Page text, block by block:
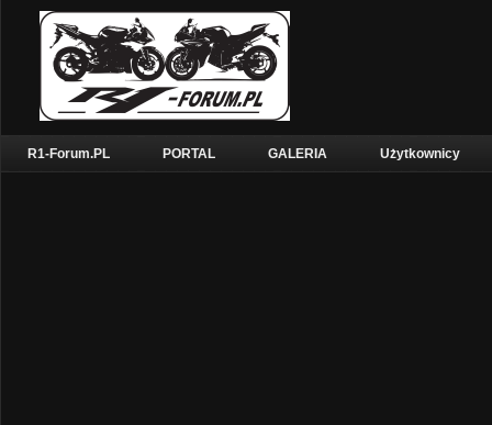
R1-Forum.PL PORTAL GALERIA Użytkownicy